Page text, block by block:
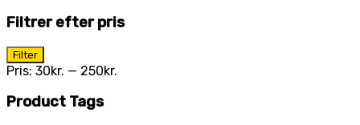
Filtrer efter pris
Mindste
pris
Højeste
pris
Filter
Pris: 30kr. — 250kr.
Product Tags